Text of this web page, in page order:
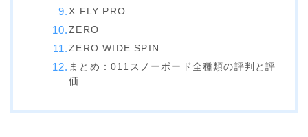
NIDECKER
NITRO
Now
X FLY PRO
ZERO
ZERO WIDE SPIN
まとめ：011スノーボード全種類の評判と評
価